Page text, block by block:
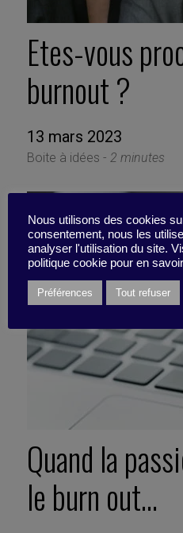
Etes-vous
burnout ?
13 mars 2023
Boite à idées - 2 minutes
Quand la
le burn out…
Nous utilisons des cookies
consentement, nous les
analyser l'utilisation du site.
politique cookie pour en
Préférences Tout refuser